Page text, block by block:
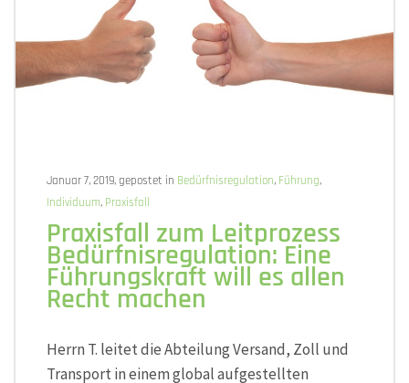
Januar 7, 2019, gepostet in Bedürfnisregulation, Führung,
Individuum, Praxisfall
Praxisfall zum Leitprozess
Bedürfnisregulation: Eine
Führungskraft will es allen
Recht machen
Herrn T. leitet die Abteilung Versand, Zoll und
Transport in einem global aufgestellten